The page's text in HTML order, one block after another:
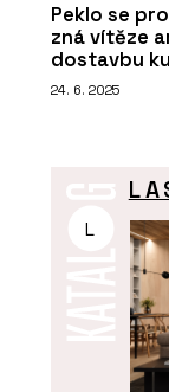
Peklo se
zná vítěze
dostavbu
24. 6. 2025
L